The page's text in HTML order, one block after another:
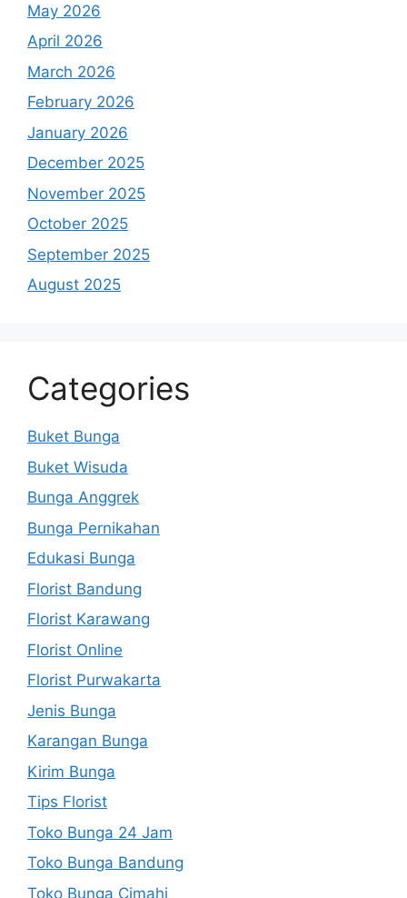
May 2026
April 2026
March 2026
February 2026
January 2026
December 2025
November 2025
October 2025
September 2025
August 2025
Categories
Buket Bunga
Buket Wisuda
Bunga Anggrek
Bunga Pernikahan
Edukasi Bunga
Florist Bandung
Florist Karawang
Florist Online
Florist Purwakarta
Jenis Bunga
Karangan Bunga
Kirim Bunga
Tips Florist
Toko Bunga 24 Jam
Toko Bunga Bandung
Toko Bunga Cimahi